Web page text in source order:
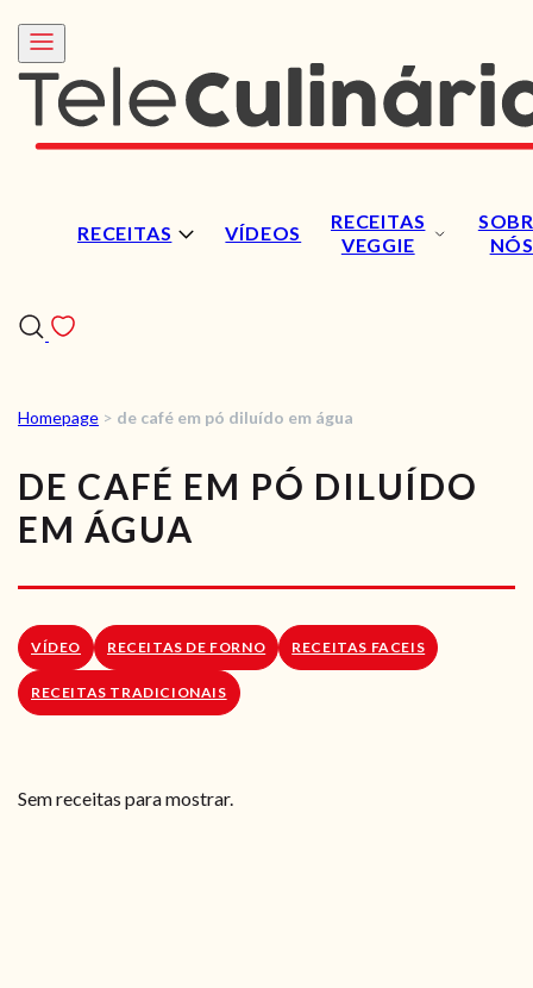
RECEITAS VÍDEOS
RECEITAS
VEGGIE
NÓS
RECEITAS
VÍDEOS
LOJA ONLINE
Homepage > de café em pó diluído em água
DE CAFÉ EM PÓ DILUÍDO
EM ÁGUA
VÍDEO RECEITAS DE FORNO RECEITAS FACEIS
RECEITAS TRADICIONAIS
Sem receitas para mostrar.